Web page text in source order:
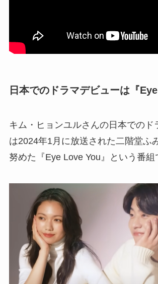
日本でのドラマデビューは『
キム・ヒョンユルさんの日本でのド
は2024年1月に放送された二階堂ふ
努めた『Eye Love You』という番組